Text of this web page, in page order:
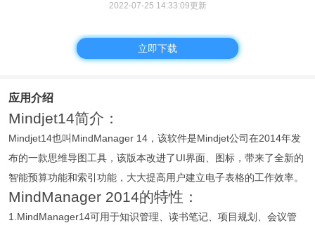
2022-07-25 14:33:09更新
立即下载
应用介绍
Mindjet14简介：
Mindjet14也叫MindManager 14，该软件是Mindjet公司在2014年发
布的一款思维导图工具，该版本改进了UI界面、图标，带来了全新的
智能预算功能和索引功能，大大提高用户建立电子表格的工作效率。
MindManager 2014的特性：
1.MindManager14可用于知识管理、读书笔记、项目规划、会议管